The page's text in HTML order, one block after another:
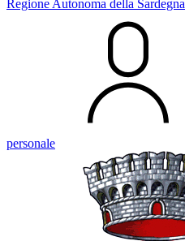
Regione Autonoma della Sardegna
personale